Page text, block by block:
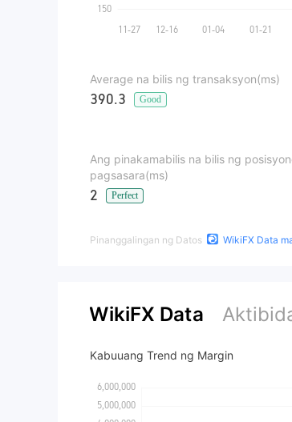
Average na bilis ng transaksyon(ms)
390.3 Good
Ang pinakamabilis na bilis ng
pagsasara(ms)
2 Perfect
Pinanggalingan ng Datos WikiFX Data
WikiFX Data
Kabuuang Trend ng Margin